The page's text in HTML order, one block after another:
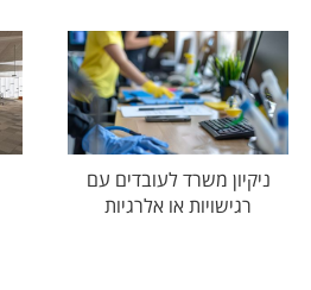
ניקיון משרד לעובדים עם
רגישויות או אלרגיות